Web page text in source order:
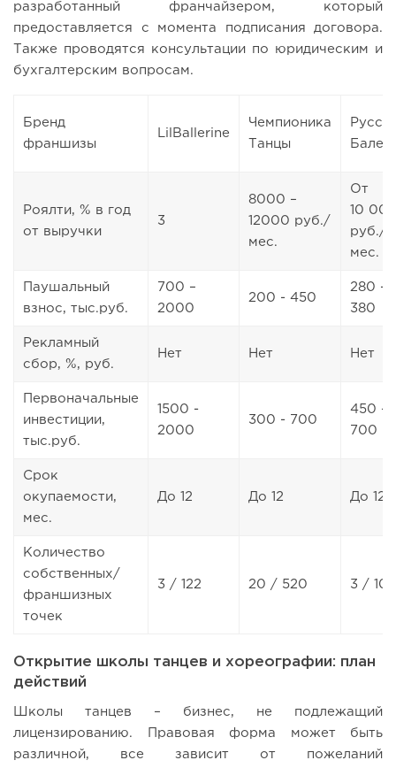
разработанный франчайзером, который
предоставляется с момента подписания договора.
Также проводятся консультации по юридическим и
бухгалтерским вопросам.
Бренд
франшизы
LilBallerine
Чемпионика
Танцы
Балет
Роялти, % в год
от выручки
3
8000 –
12000 руб./
мес.
От
10
руб./
мес.
Паушальный
взнос, тыс.руб.
700 –
2000
200 - 450
280 -
380
Рекламный
сбор, %, руб.
Нет Нет Нет
Первоначальные
инвестиции,
тыс.руб.
1500 -
2000
300 - 700
450 -
700
Срок
окупаемости,
мес.
До 12 До 12 До 12
Количество
собственных/
франшизных
точек
3 / 122 20 / 520 3 / 107
Открытие школы танцев и хореографии: план
действий
Школы танцев – бизнес, не подлежащий
лицензированию. Правовая форма может быть
различной, все зависит от пожеланий